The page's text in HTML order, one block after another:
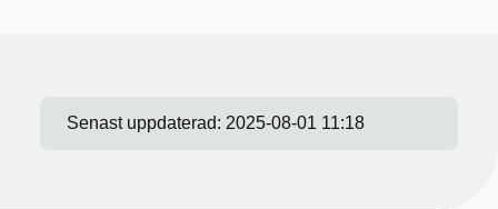
Senast uppdaterad: 2025-08-01 11:18